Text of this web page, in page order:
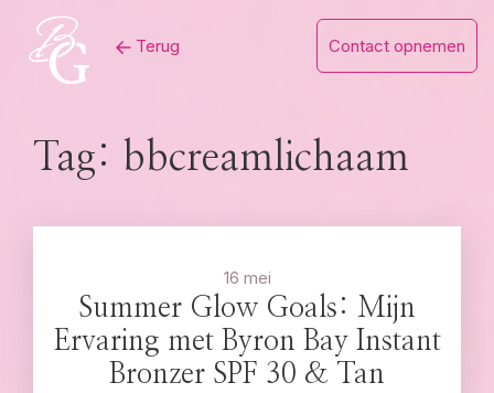
content
Terug Contact opnemen
Tag: bbcreamlichaam
16 mei
Summer Glow Goals: Mijn
Ervaring met Byron Bay Instant
Bronzer SPF 30 & Tan